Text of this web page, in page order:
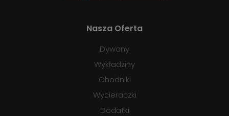
Nasza Oferta
Dywany
Wykładziny
Chodniki
Wycieraczki
Dodatki